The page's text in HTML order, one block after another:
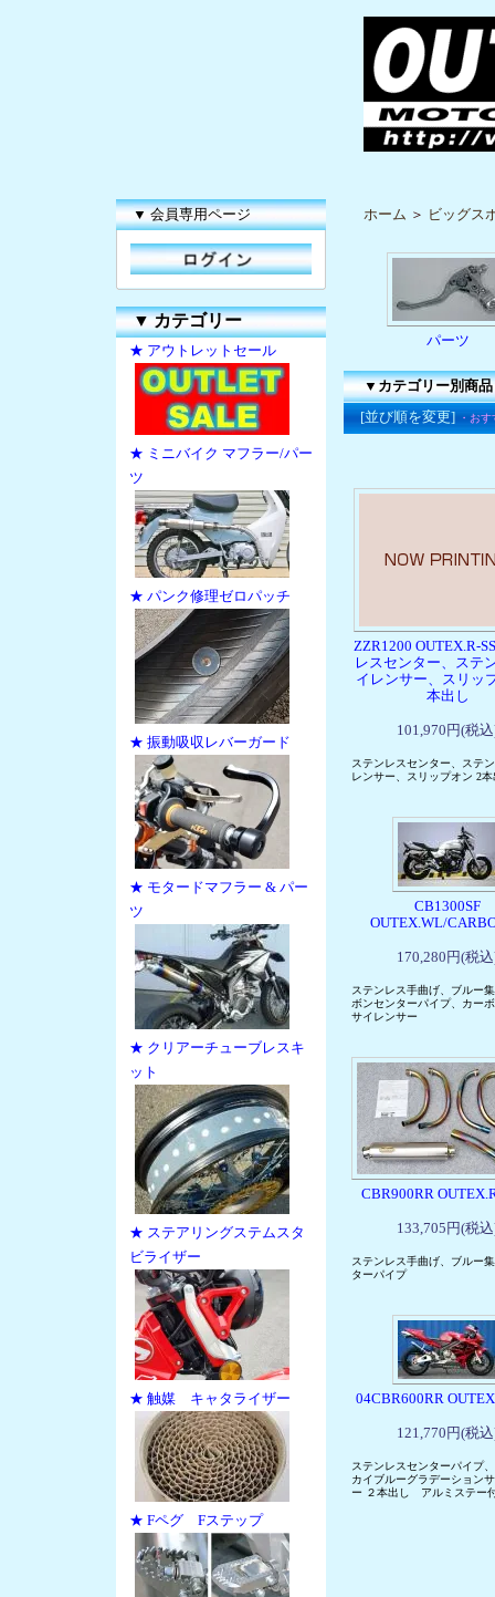
▼ 会員専用ページ
▼カテゴリー
★ アウトレットセール
★ ミニバイク マフラー/パー
ツ
★ パンク修理ゼロパッチ
★ 振動吸収レバーガード
★ モタードマフラー & パー
ツ
★ クリアーチューブレスキ
ット
★ ステアリングステムスタ
ビライザー
★ 触媒 キャタライザー
★ Fペグ Fステップ
ホーム ＞ ビッグス
パーツ
▼カテゴリー別商品
[並び順を変更]
・お
ZZR1200 OUTEX.R-
レスセンター、ステ
イレンサー、スリッ
本出し
101,970円(税
ステンレスセンター、ステ
レンサー、スリップオン 2本
CB1300SF
OUTEX.WL/
170,280円(税
ステンレス手曲げ、ブルー
ボンセンターパイプ、カー
サイレンサー
CBR900RR
133,705円(税
ステンレス手曲げ、ブルー
ターパイプ
04CBR600RR
121,770円(税
ステンレスセンターパイプ
カイブルーグラデーション
ー ２本出し アルミステー